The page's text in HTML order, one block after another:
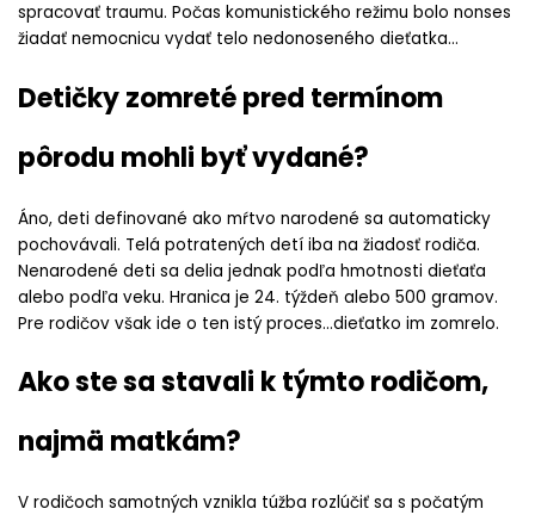
spracovať traumu. Počas komunistického režimu bolo nonses
žiadať nemocnicu vydať telo nedonoseného dieťatka…
Detičky zomreté pred termínom
pôrodu mohli byť vydané?
Áno, deti definované ako mŕtvo narodené sa automaticky
pochovávali. Telá potratených detí iba na žiadosť rodiča.
Nenarodené deti sa delia jednak podľa hmotnosti dieťaťa
alebo podľa veku. Hranica je 24. týždeň alebo 500 gramov.
Pre rodičov však ide o ten istý proces…dieťatko im zomrelo.
Ako ste sa stavali k týmto rodičom,
najmä matkám?
V rodičoch samotných vznikla túžba rozlúčiť sa s počatým